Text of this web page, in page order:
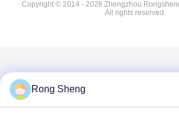
Copyright © 2014 - 2026 Zhengzhou
All rights reserved.
Rong Sheng